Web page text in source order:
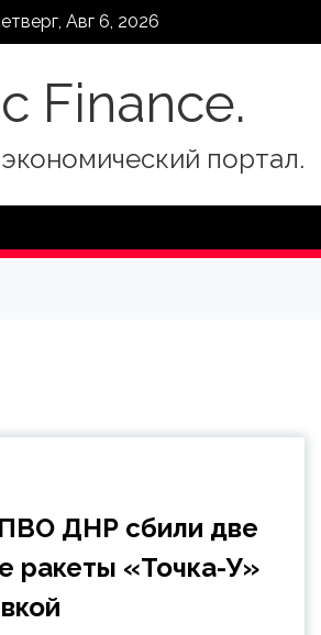
Авг 6, 2026
Finance.
портал.
ДНР сбили две
ракеты «Точка-У»